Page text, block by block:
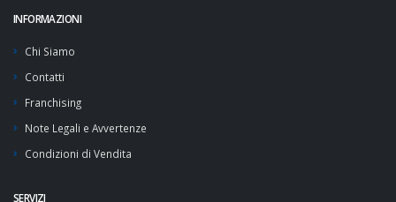
INFORMAZIONI
Chi Siamo
Contatti
Franchising
Note Legali e Avvertenze
Condizioni di Vendita
SERVIZI